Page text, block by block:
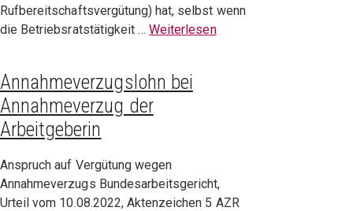
Rufbereitschaftsvergütung) hat, selbst wenn
die Betriebsratstätigkeit …Weiterlesen
Annahmeverzugslohn bei
Annahmeverzug der
Arbeitgeberin
Anspruch auf Vergütung wegen
Annahmeverzugs Bundesarbeitsgericht,
Urteil vom 10.08.2022, Aktenzeichen 5 AZR